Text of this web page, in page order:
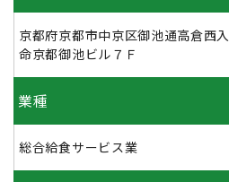
京都府京都市中京区御池通高倉西
命京都御池ビル７Ｆ
業種
総合給食サービス業